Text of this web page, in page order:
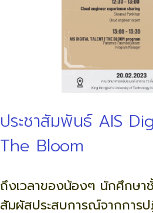
ประชาสัมพันธ์ AIS
The Bloom
ถึงเวลาของน้องๆ นักศึกษา
สัมผัสประสบการณ์จากการ